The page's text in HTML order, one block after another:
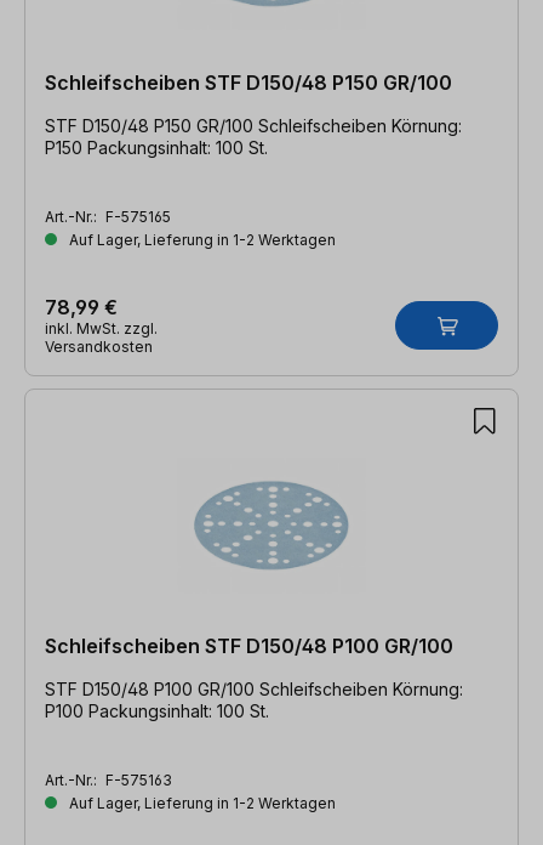
Schleifscheiben STF D150/48 P150 GR/100
STF D150/48 P150 GR/100 Schleifscheiben Körnung:
P150 Packungsinhalt: 100 St.
Art.-Nr.: F-575165
Auf Lager, Lieferung in 1-2 Werktagen
78,99 €
inkl. MwSt. zzgl.
Versandkosten
Schleifscheiben STF D150/48 P100 GR/100
STF D150/48 P100 GR/100 Schleifscheiben Körnung:
P100 Packungsinhalt: 100 St.
Art.-Nr.: F-575163
Auf Lager, Lieferung in 1-2 Werktagen